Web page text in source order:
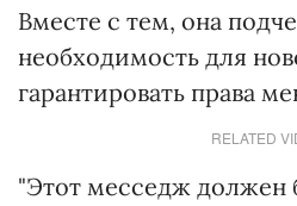
Вместе с тем, она
необходимость для
гарантировать права
RELATED
"Этот месседж должен